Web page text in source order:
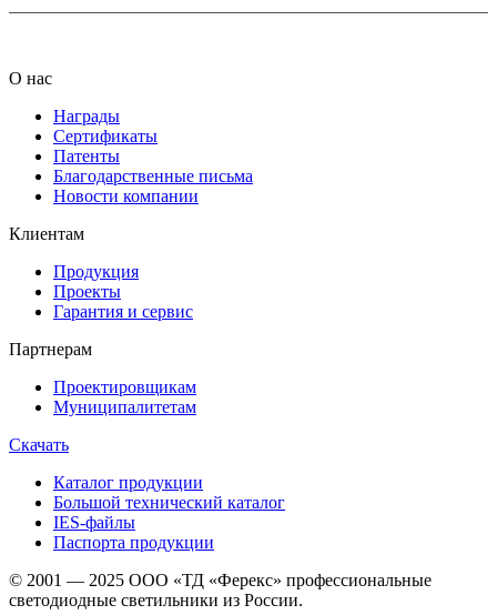
О нас
Награды
Сертификаты
Патенты
Благодарственные письма
Новости компании
Клиентам
Продукция
Проекты
Гарантия и сервис
Партнерам
Проектировщикам
Муниципалитетам
Скачать
Каталог продукции
Большой технический каталог
IES-файлы
Паспорта продукции
© 2001 — 2025 ООО «ТД «Ферекс» профессиональные
светодиодные светильники из России.